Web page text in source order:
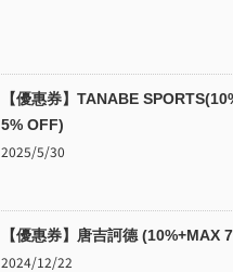
【優惠券】TANABE
5% OFF)
2025/5/30
【優惠券】唐吉訶德 (10%+MAX
2024/12/22